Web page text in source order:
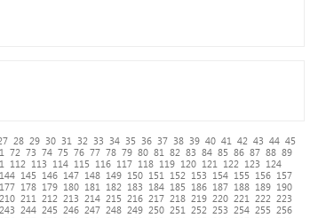
28 29 30 31 32 33 34 35 36 37 38 39 40 41 42 43 44 45
72 73 74 75 76 77 78 79 80 81 82 83 84 85 86 87 88 89
112 113 114 115 116 117 118 119 120 121 122 123
124
144 145 146 147 148 149 150 151 152 153 154 155 156 157
177 178 179 180 181 182 183 184 185 186 187 188 189 190
210 211 212 213 214 215 216 217 218 219 220 221 222
223
243 244 245 246 247 248 249 250 251 252 253 254 255
256